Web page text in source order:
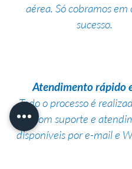
aérea. Só cobramos em
sucesso.
Atendimento rápido
Todo o processo é
com suporte e
disponíveis por e-mail e